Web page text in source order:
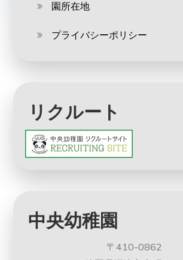
園所在地
プライバシーポリシー
リクルート
中央幼稚園
〒410-0862